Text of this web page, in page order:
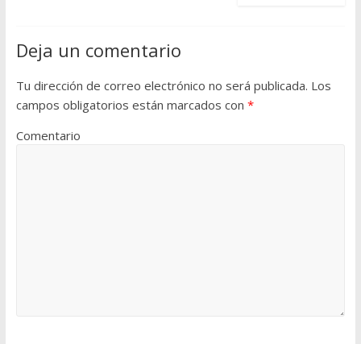
Deja un comentario
Tu dirección de correo electrónico no será publicada. Los
campos obligatorios están marcados con *
Comentario